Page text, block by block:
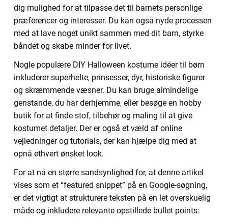
dig mulighed for at tilpasse det til barnets personlige
præferencer og interesser. Du kan også nyde processen
med at lave noget unikt sammen med dit barn, styrke
båndet og skabe minder for livet.
Nogle populære DIY Halloween kostume idéer til børn
inkluderer superhelte, prinsesser, dyr, historiske figurer
og skræmmende væsner. Du kan bruge almindelige
genstande, du har derhjemme, eller besøge en hobby
butik for at finde stof, tilbehør og maling til at give
kostumet detaljer. Der er også et væld af online
vejledninger og tutorials, der kan hjælpe dig med at
opnå ethvert ønsket look.
For at nå en større sandsynlighed for, at denne artikel
vises som et “featured snippet” på en Google-søgning,
er det vigtigt at strukturere teksten på en let overskuelig
måde og inkludere relevante opstillede bullet points: